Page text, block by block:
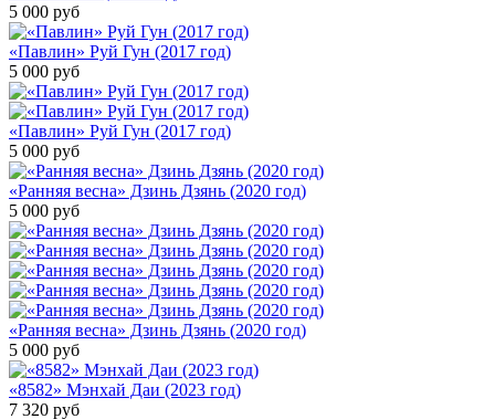
5 000 руб
«Павлин» Руй Гун (2017 год)
5 000 руб
«Павлин» Руй Гун (2017 год)
5 000 руб
«Ранняя весна» Дзинь Дзянь (2020 год)
5 000 руб
«Ранняя весна» Дзинь Дзянь (2020 год)
5 000 руб
«8582» Мэнхай Даи (2023 год)
7 320 руб